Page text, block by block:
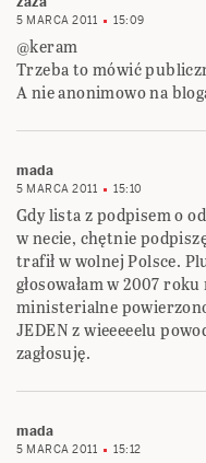
5 MARCA 2011 15:09
@keram
Trzeba to mówić
A nie anonimowo na
mada
5 MARCA 2011 15:10
Gdy lista z podpisem o
w necie, chętnie
trafił w wolnej Polsce.
głosowałam w 2007
ministerialne
JEDEN z wieeeeelu
zagłosuję.
mada
5 MARCA 2011 15:12